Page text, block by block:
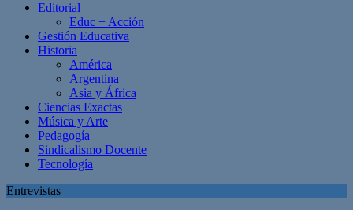
Editorial
Educ + Acción
Gestión Educativa
Historia
América
Argentina
Asia y África
Ciencias Exactas
Música y Arte
Pedagogía
Sindicalismo Docente
Tecnología
Entrevistas